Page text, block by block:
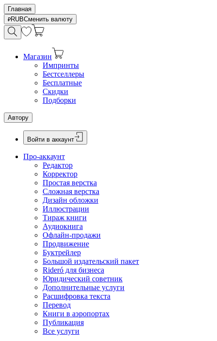
Главная
RUBСменить валюту
Магазин
Импринты
Бестселлеры
Бесплатные
Скидки
Подборки
Автору
Войти в аккаунт
Про-аккаунт
Редактор
Корректор
Простая верстка
Сложная верстка
Дизайн обложки
Иллюстрации
Тираж книги
Аудиокнига
Офлайн-продажи
Продвижение
Буктрейлер
Большой издательский пакет
Rideró для бизнеса
Юридический советник
Дополнительные услуги
Расшифровка текста
Перевод
Книги в аэропортах
Публикация
Все услуги